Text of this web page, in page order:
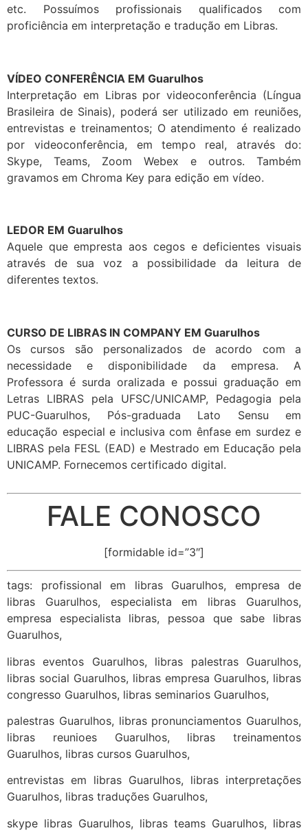
etc. Possuímos profissionais qualificados com
proficiência em interpretação e tradução em Libras.
VÍDEO CONFERÊNCIA EM Guarulhos
Interpretação em Libras por videoconferência (Língua
Brasileira de Sinais), poderá ser utilizado em reuniões,
entrevistas e treinamentos; O atendimento é realizado
por videoconferência, em tempo real, através do:
Skype, Teams, Zoom Webex e outros. Também
gravamos em Chroma Key para edição em vídeo.
LEDOR EM Guarulhos
Aquele que empresta aos cegos e deficientes visuais
através de sua voz a possibilidade da leitura de
diferentes textos.
CURSO DE LIBRAS IN COMPANY EM Guarulhos
Os cursos são personalizados de acordo com a
necessidade e disponibilidade da empresa. A
Professora é surda oralizada e possui graduação em
Letras LIBRAS pela UFSC/UNICAMP, Pedagogia pela
PUC-Guarulhos, Pós-graduada Lato Sensu em
educação especial e inclusiva com ênfase em surdez e
LIBRAS pela FESL (EAD) e Mestrado em Educação pela
UNICAMP. Fornecemos certificado digital.
FALE CONOSCO
[formidable id=”3″]
tags: profissional em libras Guarulhos, empresa de
libras Guarulhos, especialista em libras Guarulhos,
empresa especialista libras, pessoa que sabe libras
Guarulhos,
libras eventos Guarulhos, libras palestras Guarulhos,
libras social Guarulhos, libras empresa Guarulhos, libras
congresso Guarulhos, libras seminarios Guarulhos,
palestras Guarulhos, libras pronunciamentos Guarulhos,
libras reunioes Guarulhos, libras treinamentos
Guarulhos, libras cursos Guarulhos,
entrevistas em libras Guarulhos, libras interpretações
Guarulhos, libras traduções Guarulhos,
skype libras Guarulhos, libras teams Guarulhos, libras